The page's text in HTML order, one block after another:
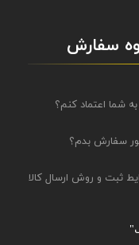
سفارش
به شما اعتماد کنم؟
سفارش بدم؟
ثبت و روش ارسال کالا